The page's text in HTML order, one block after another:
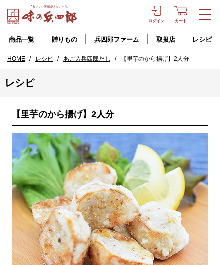
ログイン カート
商品一覧 贈りもの 兵四郎ファーム 取扱店 レシピ
HOME / レシピ / あご入兵四郎だし / 【里芋のから揚げ】2人分
レシピ
【里芋のから揚げ】2人分